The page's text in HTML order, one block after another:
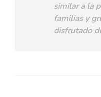
similar a la
familias y
disfrutado